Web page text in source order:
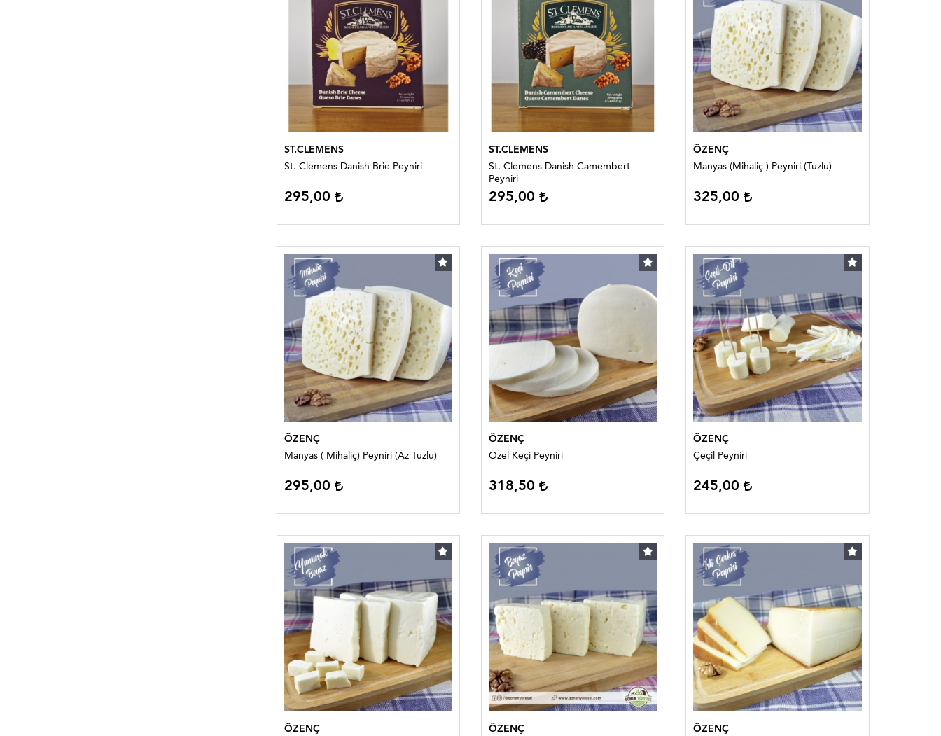
ST.CLEMENS
St. Clemens Danish Brie Peyniri
295,00
ST.CLEMENS
St. Clemens Danish Camembert
Peyniri
295,00
ÖZENÇ
Manyas (Mihaliç ) Peyniri (Tuzlu)
325,00
ÖZENÇ
Manyas ( Mihaliç) Peyniri (Az Tuzlu)
295,00
ÖZENÇ
Özel Keçi Peyniri
318,50
ÖZENÇ
Çeçil Peyniri
245,00
ÖZENÇ
ÖZENÇ
ÖZENÇ